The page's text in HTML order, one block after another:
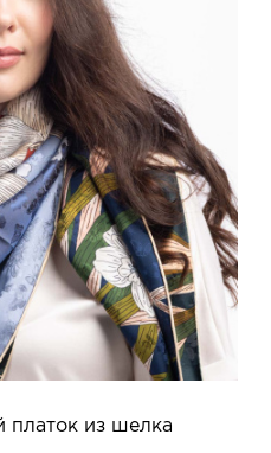
платок из шелка